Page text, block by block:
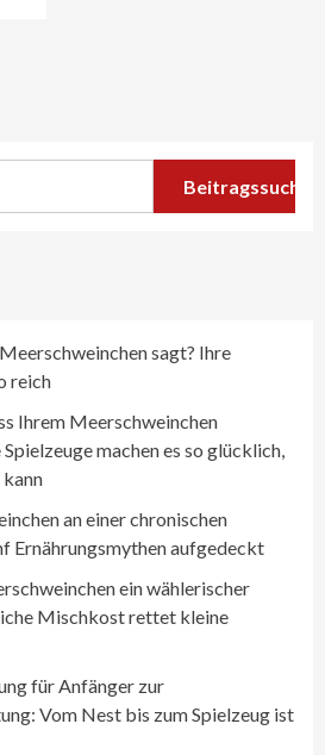
Beitragssuche
sagt? Ihre
reich
Ihrem Meerschweinchen
machen es so glücklich,
kann
an einer chronischen
Ernährungsmythen aufgedeckt
ein wählerischer
Mischkost rettet kleine
für Anfänger zur
Vom Nest bis zum Spielzeug ist